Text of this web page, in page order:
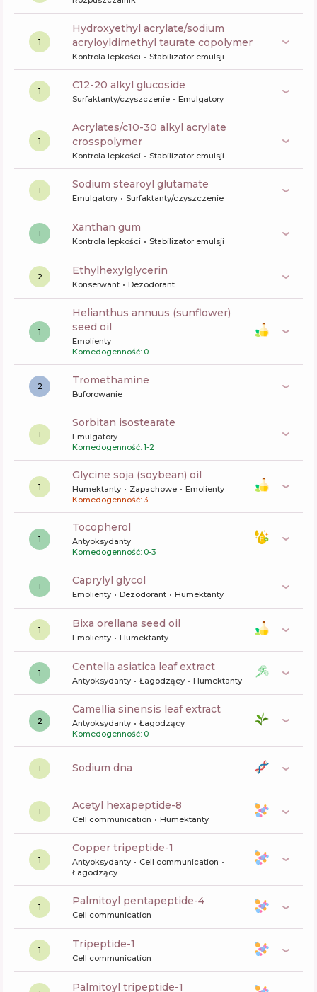
1
hydroxyethyl acrylate/sodium
acryloyldimethyl taurate copolymer
Kontrola lepkości Stabilizator emulsji
1 c12-20 alkyl glucoside
Surfaktanty/czyszczenie Emulgatory
1
acrylates/c10-30 alkyl acrylate
crosspolymer
Kontrola lepkości Stabilizator emulsji
1 sodium stearoyl glutamate
Emulgatory Surfaktanty/czyszczenie
1 xanthan gum
Kontrola lepkości Stabilizator emulsji
2 ethylhexylglycerin
Konserwant Dezodorant
1
helianthus annuus (sunflower)
seed oil
Emolienty
Komedogenność: 0
2 tromethamine
Buforowanie
1
sorbitan isostearate
Emulgatory
Komedogenność: 1-2
1
glycine soja (soybean) oil
Humektanty Zapachowe
Emolienty
Komedogenność: 3
1
tocopherol
Antyoksydanty
Komedogenność: 0-3
1 caprylyl glycol
Emolienty Dezodorant Humektanty
1 bixa orellana seed oil
Emolienty Humektanty
1 centella asiatica leaf extract
Antyoksydanty Łagodzący Humektanty
2
camellia sinensis leaf extract
Antyoksydanty
Łagodzący
Komedogenność: 0
1 sodium dna
1 acetyl hexapeptide-8
Cell communication Humektanty
1
copper tripeptide-1
Antyoksydanty
Cell communication
Łagodzący
1 palmitoyl pentapeptide-4
Cell communication
1 tripeptide-1
Cell communication
palmitoyl tripeptide-1